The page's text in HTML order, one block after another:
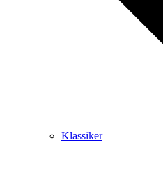
Klassiker